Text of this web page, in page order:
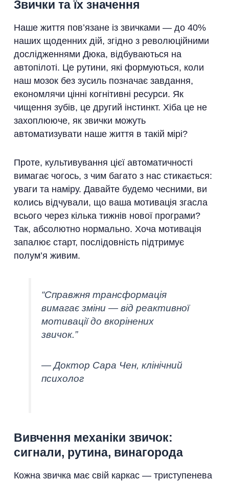
Звички та їх значення
Наше життя пов’язане із звичками — до 40%
наших щоденних дій, згідно з революційними
дослідженнями Дюка, відбуваються на
автопілоті. Це рутини, які формуються, коли
наш мозок без зусиль позначає завдання,
економлячи цінні когнітивні ресурси. Як
чищення зубів, це другий інстинкт. Хіба це не
захоплююче, як звички можуть
автоматизувати наше життя в такій мірі?
Проте, культивування цієї автоматичності
вимагає чогось, з чим багато з нас стикається:
уваги та наміру. Давайте будемо чесними, ви
колись відчували, що ваша мотивація згасла
всього через кілька тижнів нової програми?
Так, абсолютно нормально. Хоча мотивація
запалює старт, послідовність підтримує
полум’я живим.
“Справжня трансформація
вимагає зміни — від реактивної
мотивації до вкорінених
звичок.”
— Доктор Сара Чен, клінічний
психолог
Вивчення механіки звичок:
сигнали, рутина, винагорода
Кожна звичка має свій каркас — триступенева